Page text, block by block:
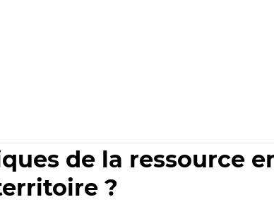
de la ressource
?